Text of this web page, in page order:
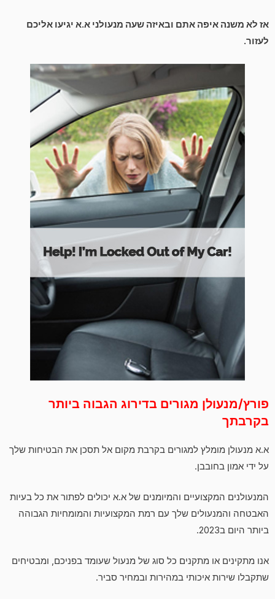
אז לא משנה איפה אתם ובאיזה שעה מנעולני א.א יגיעו אליכם
לעזור.
פורץ/מנעולן מגורים בדירוג הגבוה ביותר
בקרבתך
א.א מנעולן מומלץ למגורים בקרבת מקום אל תסכן את הבטיחות שלך
על ידי אמון בחובבן.
המנעולנים המקצועיים והמיומנים של א.א יכולים לפתור את כל בעיות
האבטחה והמנעולים שלך עם רמת המקצועיות והמומחיות הגבוהה
ביותר היום ב2023.
אנו מתקינים או מתקנים כל סוג של מנעול שעומד בפניכם, ומבטיחים
שתקבלו שירות איכותי במהירות ובמחיר סביר.